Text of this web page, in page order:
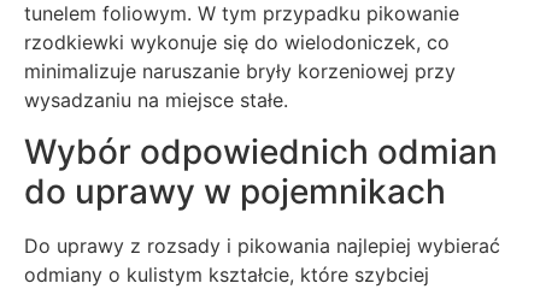
tunelem foliowym. W tym przypadku pikowanie
rzodkiewki wykonuje się do wielodoniczek, co
minimalizuje naruszanie bryły korzeniowej przy
wysadzaniu na miejsce stałe.
Wybór odpowiednich odmian
do uprawy w pojemnikach
Do uprawy z rozsady i pikowania najlepiej wybierać
odmiany o kulistym kształcie, które szybciej